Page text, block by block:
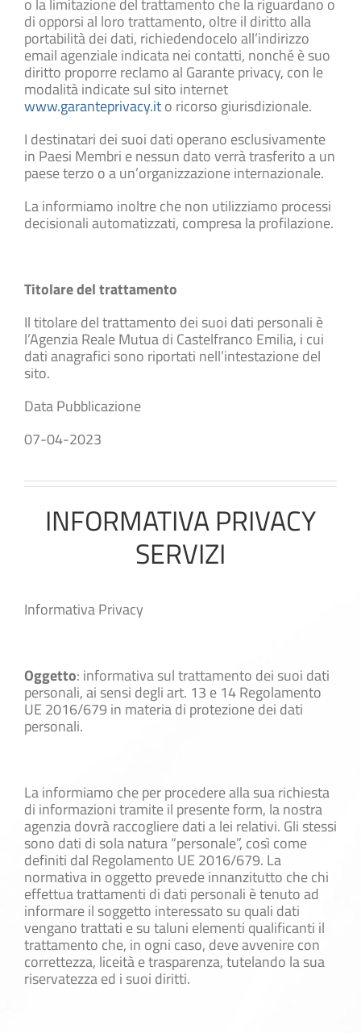
o la limitazione del trattamento che la riguardano o
di opporsi al loro trattamento, oltre il diritto alla
portabilità dei dati, richiedendocelo all’indirizzo
email agenziale indicata nei contatti, nonché è suo
diritto proporre reclamo al Garante privacy, con le
modalità indicate sul sito internet
www.garanteprivacy.ito ricorso giurisdizionale.
I destinatari dei suoi dati operano esclusivamente
in Paesi Membri e nessun dato verrà trasferito a un
paese terzo o a un’organizzazione internazionale.
La informiamo inoltre che non utilizziamo processi
decisionali automatizzati, compresa la profilazione.
Titolare del trattamento
Il titolare del trattamento dei suoi dati personali è
l’Agenzia Reale Mutua di Castelfranco Emilia, i cui
dati anagrafici sono riportati nell’intestazione del
sito.
Data Pubblicazione
07-04-2023
INFORMATIVA PRIVACY
SERVIZI
Informativa Privacy
Oggetto: informativa sul trattamento dei suoi dati
personali, ai sensi degli art. 13 e 14 Regolamento
UE 2016/679 in materia di protezione dei dati
personali.
La informiamo che per procedere alla sua richiesta
di informazioni tramite il presente form, la nostra
agenzia dovrà raccogliere dati a lei relativi. Gli stessi
sono dati di sola natura “personale”, così come
definiti dal Regolamento UE 2016/679. La
normativa in oggetto prevede innanzitutto che chi
effettua trattamenti di dati personali è tenuto ad
informare il soggetto interessato su quali dati
vengano trattati e su taluni elementi qualificanti il
trattamento che, in ogni caso, deve avvenire con
correttezza, liceità e trasparenza, tutelando la sua
riservatezza ed i suoi diritti.